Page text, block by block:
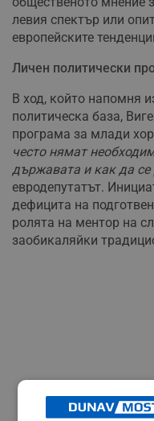
левия спектър или
европейските
Личен политически
В ход, който напомня
политическа база,
програма за млади
често нямат
държавата и как да
евродепутатът.
дефицита на
ролята на ментор на
заобикаляйки